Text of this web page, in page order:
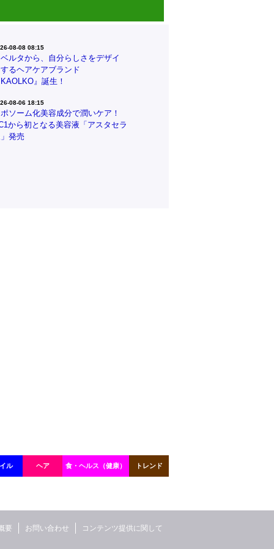
08-08 08:15
ベルタから、自分らしさをデザイ
るヘアケアブランド
KAOLKO』誕生！
08-06 18:15
ポソーム化美容成分で潤いケア！
から初となる美容液「アスタセラ
発売
ル ヘア 食・ヘルス（健康） トレンド
コンテンツ提供に関して
お問い合わせ
要